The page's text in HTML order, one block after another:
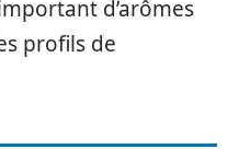
d’arômes
profils de